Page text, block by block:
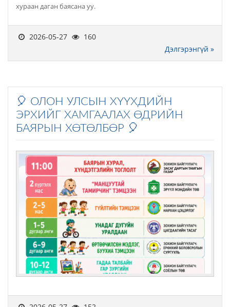
хураан даган баясана уу.
2026-05-27
160
Дэлгэрэнгүй »
🎈 ОЛОН УЛСЫН ХҮҮХДИЙН
ЭРХИЙГ ХАМГААЛАХ ӨДРИЙН
БАЯРЫН ХӨТӨЛБӨР 🎈